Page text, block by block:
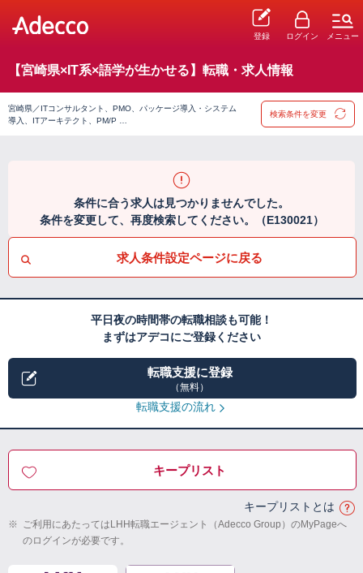
登録 ログイン メニュー
【宮崎県×IT系×語学が生かせる】転職・求人情報
宮崎県／ITコンサルタント、PMO、パッケージ導入・システム
導入、ITアーキテクト、PM/P …
検索条件を変更
条件に合う求人は見つかりませんでした。
条件を変更して、再度検索してください。（E130021）
求人条件設定ページに戻る
平日夜の時間帯の転職相談も可能！
まずはアデコにご登録ください
転職支援に登録
（無料）
転職支援の流れ
キープリスト
キープリストとは
※ ご利用にあたってはLHH転職エージェント（Adecco Group）のMyPageへ
のログインが必要です。